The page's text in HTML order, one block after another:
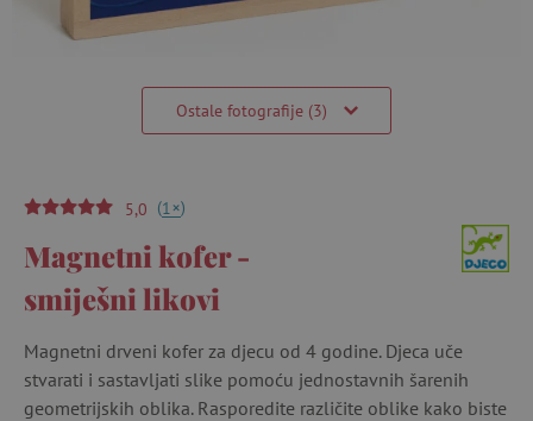
Ostale fotografije (3)
5,0 (1+)
Magnetni kofer -
smiješni likovi
Magnetni drveni kofer za djecu od 4 godine. Djeca uče
stvarati i sastavljati slike pomoću jednostavnih šarenih
geometrijskih oblika. Rasporedite različite oblike kako biste